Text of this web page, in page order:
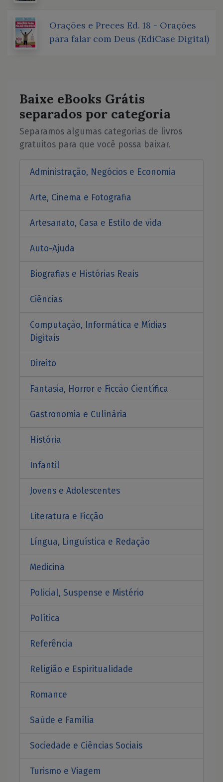
Orações e Preces Ed. 18 - Orações
para falar com Deus (EdiCase Digital)
Baixe eBooks Grátis
separados por categoria
Separamos algumas categorias de livros
gratuitos para que você possa baixar.
Administração, Negócios e Economia
Arte, Cinema e Fotografia
Artesanato, Casa e Estilo de vida
Auto-Ajuda
Biografias e Histórias Reais
Ciências
Computação, Informática e Mídias
Digitais
Direito
Fantasia, Horror e Ficcão Científica
Gastronomia e Culinária
História
Infantil
Jovens e Adolescentes
Literatura e Ficção
Língua, Linguística e Redação
Medicina
Policial, Suspense e Mistério
Política
Referência
Religião e Espiritualidade
Romance
Saúde e Família
Sociedade e Ciências Sociais
Turismo e Viagem